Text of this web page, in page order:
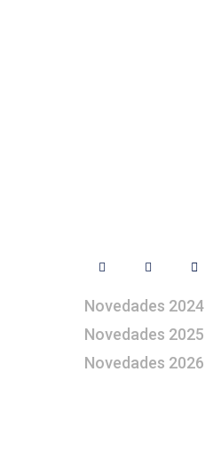
Novedades 2024
Novedades 2025
Novedades 2026